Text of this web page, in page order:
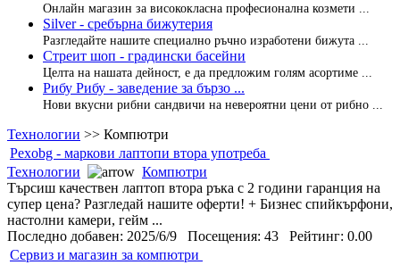
Онлайн магазин за висококласна професионална козмети ...
Silver - сребърна бижутерия
Разгледайте нашите специално ръчно изработени бижута ...
Стреит шоп - градински басейни
Целта на нашата дейност, е да предложим голям асортиме ...
Рибу Рибу - заведение за бързо ...
Нови вкусни рибни сандвичи на невероятни цени от рибно ...
Технологии >> Компютри
Pexobg - маркови лаптопи втора употреба
Технологии
Компютри
Търсиш качествен лаптоп втора ръка с 2 години гаранция на
супер цена? Разгледай нашите оферти! + Бизнес спийкърфони,
настолни камери, гейм ...
Последно добавен: 2025/6/9 Посещения: 43 Рейтинг: 0.00
Сервиз и магазин за компютри